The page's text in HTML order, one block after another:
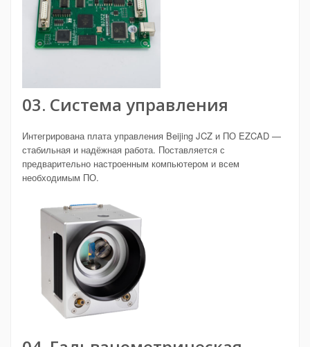
03. Система управления
Интегрирована плата управления Beijing JCZ и ПО EZCAD —
стабильная и надёжная работа. Поставляется с
предварительно настроенным компьютером и всем
необходимым ПО.